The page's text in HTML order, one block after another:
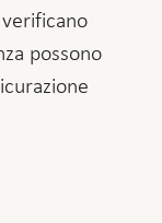
possono